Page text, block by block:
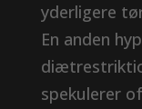
yderligere
En anden
spekulerer